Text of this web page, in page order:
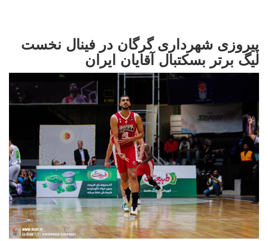
پیروزی شهرداری گرگان در فینال نخست
لیگ برتر بسکتبال آقایان ایران